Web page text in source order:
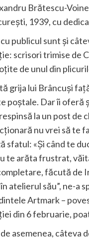
Brătescu-
1939, cu
publicul sunt și
scrisori trimise de
de unul din
grija lui Brâncuși
poștale. Dar îi oferă
la un post de
nu vrei să te
sfatul: «Și când te
te arăta frustrat,
făcută de
atelierul său”, ne-a
Artmark –
din 6 februarie,
asemenea, câteva